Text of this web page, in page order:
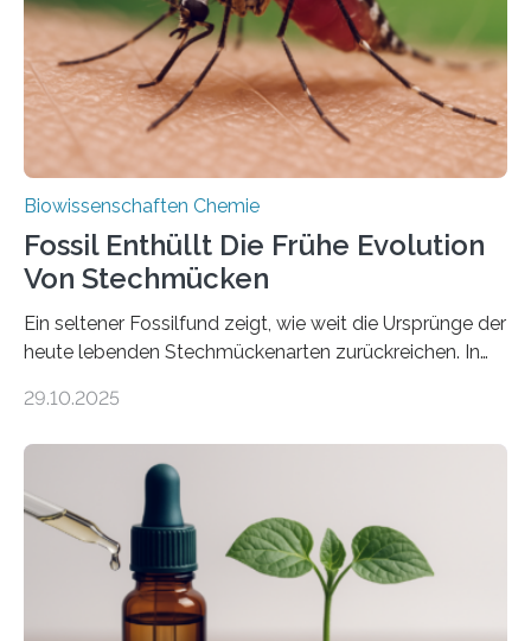
dieser Gruppe bilden aus Zellfäden dichte Geflechte
mit scheibenförmiger Gestalt. Was auffällig ist: Die
nächsten…
Biowissenschaften Chemie
Fossil Enthüllt Die Frühe Evolution
Von Stechmücken
Ein seltener Fossilfund zeigt, wie weit die Ursprünge der
heute lebenden Stechmückenarten zurückreichen. In
Forschende die bisher älteste bekannte Stechmücken-
Region Kachin in Myanmar und hat sich in
ausgezeichnetem Zustand erhalten. Es konnte als neue
Art einer neuen Gattung beschrieben werden und trägt
nun den Namen Cretosabethes primaevus. Dieser erste
fossile Nachweis einer Stechmückenlarve in Bernstein
stellt gleichzeitig den ersten Fossilfund einer
29.10.2025